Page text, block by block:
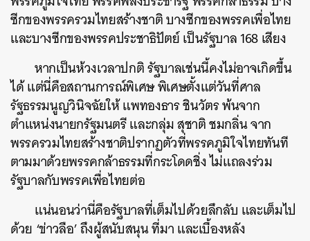
ซีกของพรรครวมไทยสร้างชาติ บางซีกของพรรคเพื่อไทย
และบางซีกของพรรคประชาธิปัตย์ เป็นรัฐบาล 168 เสียง
หากเป็นห้วงเวลาปกติ รัฐบาลเช่นนี้คงไม่อาจเกิดขึ้น
ได้ แต่นี่คือสถานการณ์พิเศษ พิเศษตั้งแต่วันที่ศาล
รัฐธรรมนูญวินิจฉัยให้ แพทองธาร ชินวัตร พ้นจาก
ตำแหน่งนายกรัฐมนตรี และกลุ่ม สุชาติ ชมกลิ่น จาก
พรรครวมไทยสร้างชาติปรากฏตัวที่พรรคภูมิใจไทยทันที
ตามมาด้วยพรรคกล้าธรรมที่กระโดดชิ่ง ไม่แถลงร่วม
รัฐบาลกับพรรคเพื่อไทยต่อ
แน่นอนว่านี่คือรัฐบาลที่เต็มไปด้วยลึกลับ และเต็มไป
ด้วย ‘ข่าวลือ’ ถึงผู้สนับสนุน ที่มา และเบื้องหลัง